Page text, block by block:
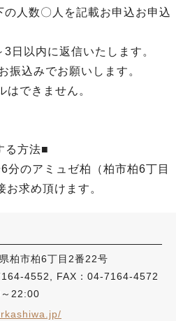
人数〇人を記載お申込お申込
日以内に返信いたします。
振込みでお願いします。
できません。
る方法■
分のアミュゼ柏（柏市柏6丁目
求め頂けます。
柏6丁目2番22号
4552, FAX：04-7164-4572
22:00